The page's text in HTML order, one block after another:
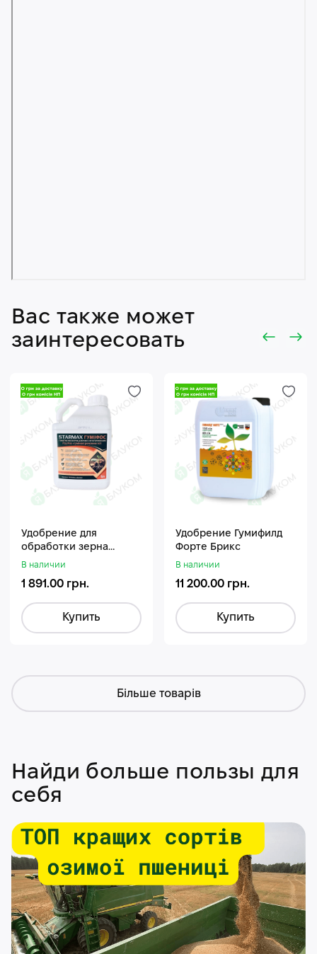
Вас также может
заинтересовать
Удобрение для
обработки зерна
Стармакс Гумифос
В наличии
1 891.00 грн.
Купить
Удобрение Гумифилд
Форте Брикс
В наличии
11 200.00 грн.
Купить
Більше товарів
Найди больше пользы для
себя